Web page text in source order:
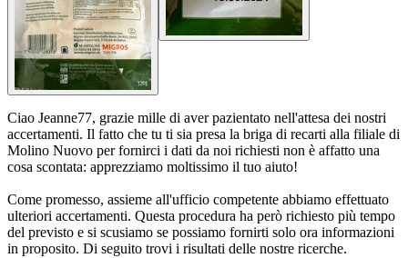
Ciao Jeanne77, grazie mille di aver pazientato nell'attesa dei nostri
accertamenti. Il fatto che tu ti sia presa la briga di recarti alla filiale di
Molino Nuovo per fornirci i dati da noi richiesti non è affatto una
cosa scontata: apprezziamo moltissimo il tuo aiuto!
Come promesso, assieme all'ufficio competente abbiamo effettuato
ulteriori accertamenti. Questa procedura ha però richiesto più tempo
del previsto e si scusiamo se possiamo fornirti solo ora informazioni
in proposito. Di seguito trovi i risultati delle nostre ricerche.